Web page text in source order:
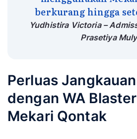
“Terlihat sekali
mungkin hanya ada 10
datang tanpa
pendaftaran (karena
menggunakan
berkurang hingga
Yudhistira Victoria –
Prasetiya Mulya